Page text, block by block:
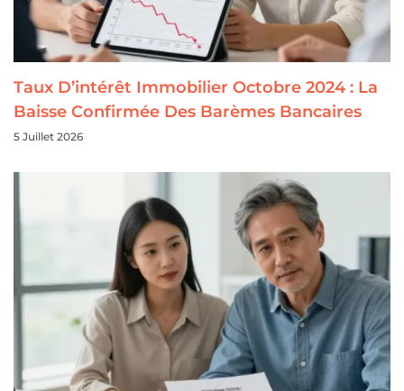
Taux D’intérêt Immobilier Octobre 2024 : La
Baisse Confirmée Des Barèmes Bancaires
5 Juillet 2026